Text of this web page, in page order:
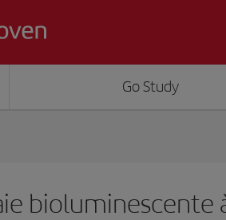
Go Study
bioluminescente